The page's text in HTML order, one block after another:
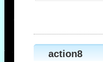
action8